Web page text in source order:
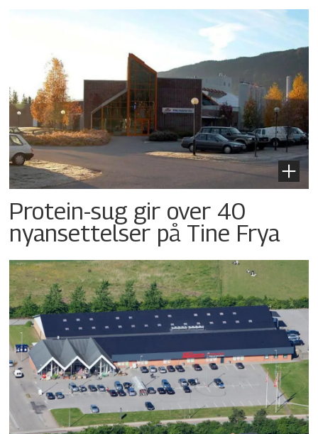
Protein-sug gir over 40
nyansettelser på Tine Frya